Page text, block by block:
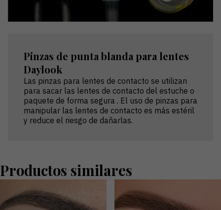
Pinzas de punta blanda para lentes
Daylook
Las pinzas para lentes de contacto se utilizan
para sacar las lentes de contacto del estuche o
paquete de forma segura . El uso de pinzas para
manipular las lentes de contacto es más estéril
y reduce el riesgo de dañarlas.
Productos similares